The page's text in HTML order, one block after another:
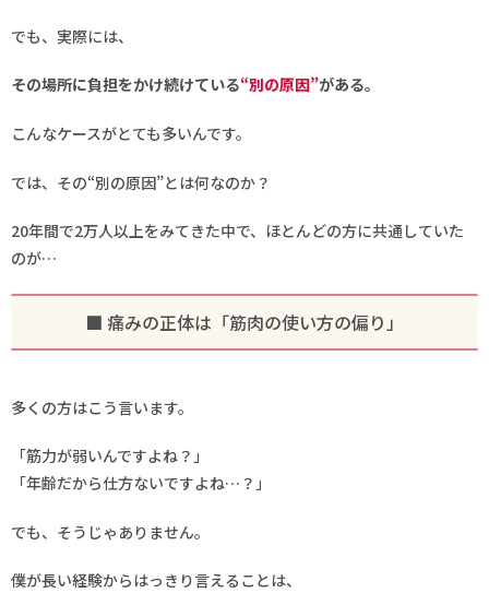
でも、実際には、
その場所に負担をかけ続けている“別の原因”がある。
こんなケースがとても多いんです。
では、その“別の原因”とは何なのか？
20年間で2万人以上をみてきた中で、ほとんどの方に共通していた
のが…
■ 痛みの正体は「筋肉の使い方の偏り」
多くの方はこう言います。
「筋力が弱いんですよね？」
「年齢だから仕方ないですよね…？」
でも、そうじゃありません。
僕が長い経験からはっきり言えることは、